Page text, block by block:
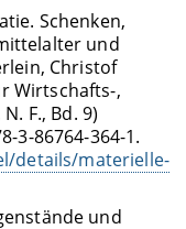
Schenken,
und
Christof
Wirtschafts-,
F., Bd. 9)
3-86764-364-1.
details/materielle-
und